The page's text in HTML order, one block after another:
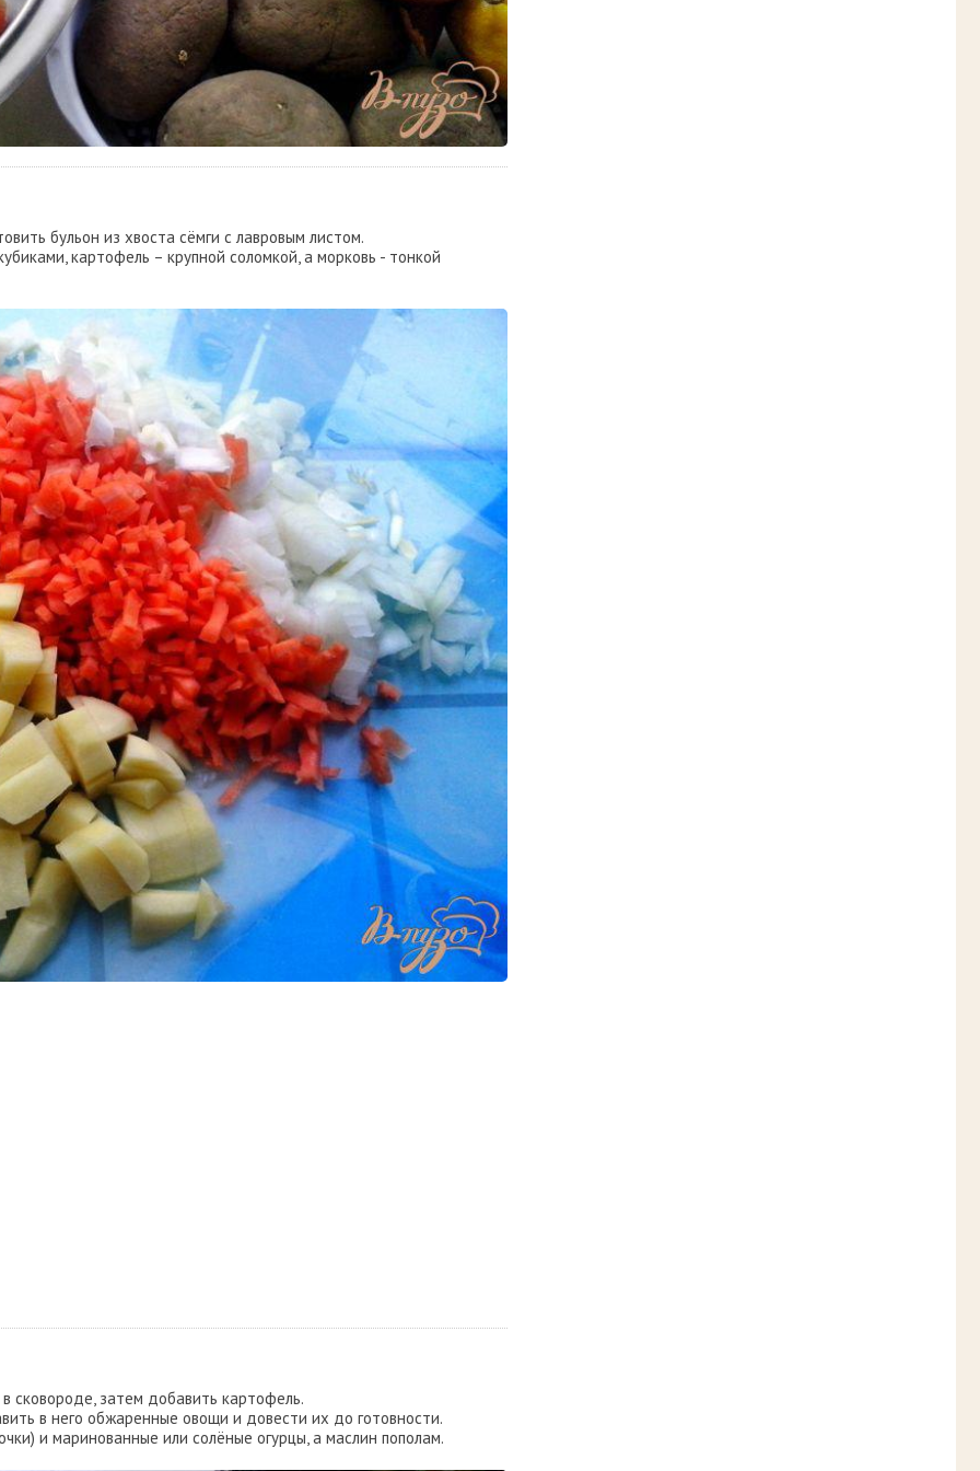
бульон из хвоста сёмги с лавровым листом.
картофель – крупной соломкой, а морковь - тонкой
сковороде, затем добавить картофель.
в него обжаренные овощи и довести их до готовности.
и маринованные или солёные огурцы, а маслин пополам.